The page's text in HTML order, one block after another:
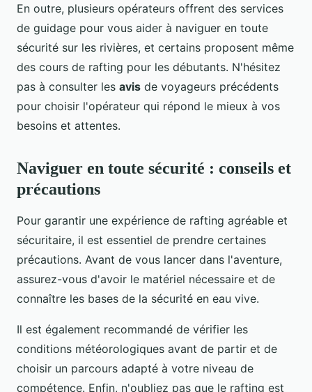
En outre, plusieurs opérateurs offrent des services
de guidage pour vous aider à naviguer en toute
sécurité sur les rivières, et certains proposent même
des cours de rafting pour les débutants. N'hésitez
pas à consulter les avis de voyageurs précédents
pour choisir l'opérateur qui répond le mieux à vos
besoins et attentes.
Naviguer en toute sécurité : conseils et
précautions
Pour garantir une expérience de rafting agréable et
sécuritaire, il est essentiel de prendre certaines
précautions. Avant de vous lancer dans l'aventure,
assurez-vous d'avoir le matériel nécessaire et de
connaître les bases de la sécurité en eau vive.
Il est également recommandé de vérifier les
conditions météorologiques avant de partir et de
choisir un parcours adapté à votre niveau de
compétence. Enfin, n'oubliez pas que le rafting est